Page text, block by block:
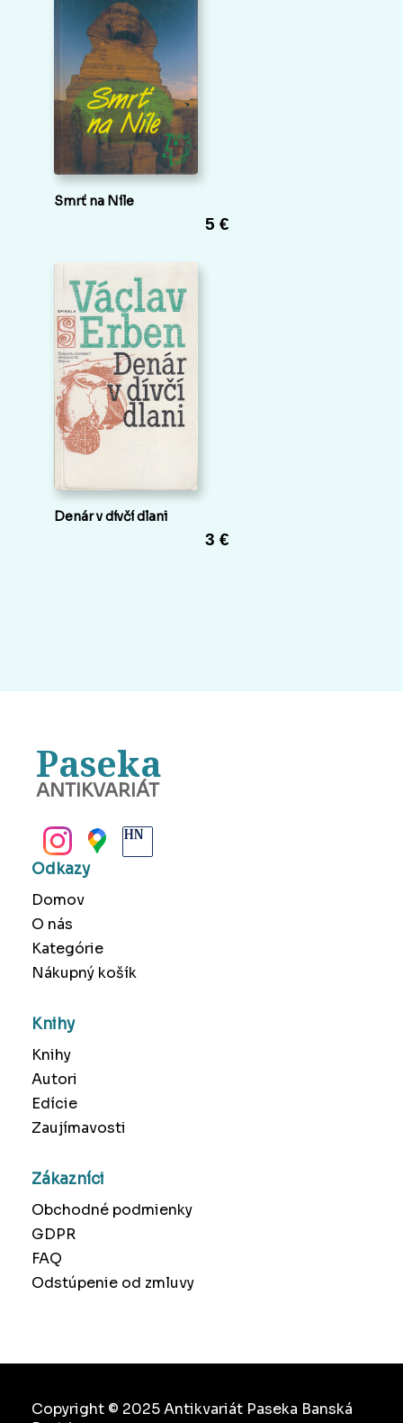
Smrť na Níle
5 €
Denár v dívčí dlani
3 €
Paseka
ANTIKVARIÁT
Odkazy
Domov
O nás
Kategórie
Nákupný košík
Knihy
Knihy
Autori
Edície
Zaujímavosti
Zákazníci
Obchodné podmienky
GDPR
FAQ
Odstúpenie od zmluvy
Copyright © 2025 Antikvariát Paseka Banská